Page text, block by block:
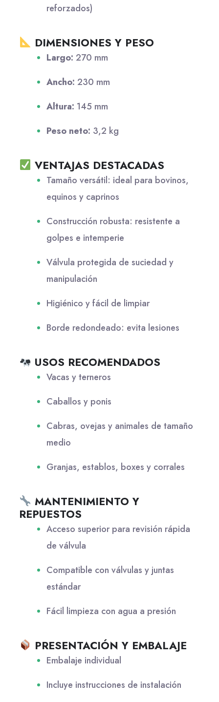
reforzados)
DIMENSIONES Y PESO
Largo: 270 mm
Ancho: 230 mm
Altura: 145 mm
Peso neto: 3,2 kg
VENTAJAS DESTACADAS
Tamaño versátil: ideal para bovinos,
equinos y caprinos
Construcción robusta: resistente a
golpes e intemperie
Válvula protegida de suciedad y
manipulación
Higiénico y fácil de limpiar
Borde redondeado: evita lesiones
USOS RECOMENDADOS
Vacas y terneros
Caballos y ponis
Cabras, ovejas y animales de tamaño
medio
Granjas, establos, boxes y corrales
MANTENIMIENTO Y
REPUESTOS
Acceso superior para revisión rápida
de válvula
Compatible con válvulas y juntas
estándar
Fácil limpieza con agua a presión
PRESENTACIÓN Y EMBALAJE
Embalaje individual
Incluye instrucciones de instalación